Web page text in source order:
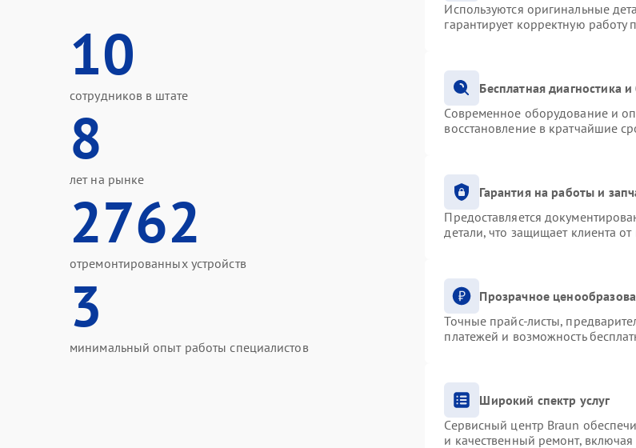
10
сотрудников в штате
8
лет на рынке
2762
отремонтированных устройств
3
минимальный опыт работы специалистов
Используются оригинальные
гарантирует корректную работу
Бесплатная диагностика
Современное оборудование и
восстановление в кратчайшие
Гарантия на работы и
Предоставляется
детали, что защищает клиента
Прозрачное
Точные прайс-листы,
платежей и возможность
Широкий спектр услуг
Сервисный центр Braun
и качественный ремонт,